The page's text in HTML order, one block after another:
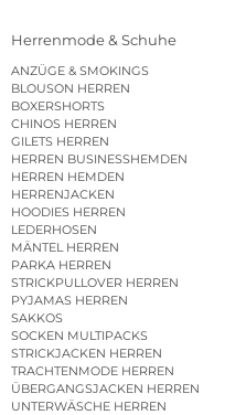
Herrenmode & Schuhe
ANZÜGE & SMOKINGS
BLOUSON HERREN
BOXERSHORTS
CHINOS HERREN
GILETS HERREN
HERREN BUSINESSHEMDEN
HERREN HEMDEN
HERRENJACKEN
HOODIES HERREN
LEDERHOSEN
MÄNTEL HERREN
PARKA HERREN
STRICKPULLOVER HERREN
PYJAMAS HERREN
SAKKOS
SOCKEN MULTIPACKS
STRICKJACKEN HERREN
TRACHTENMODE HERREN
ÜBERGANGSJACKEN HERREN
UNTERWÄSCHE HERREN